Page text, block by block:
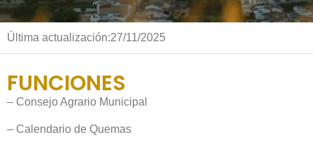
Última actualización:27/11/2025
FUNCIONES
– Consejo Agrario Municipal
– Calendario de Quemas